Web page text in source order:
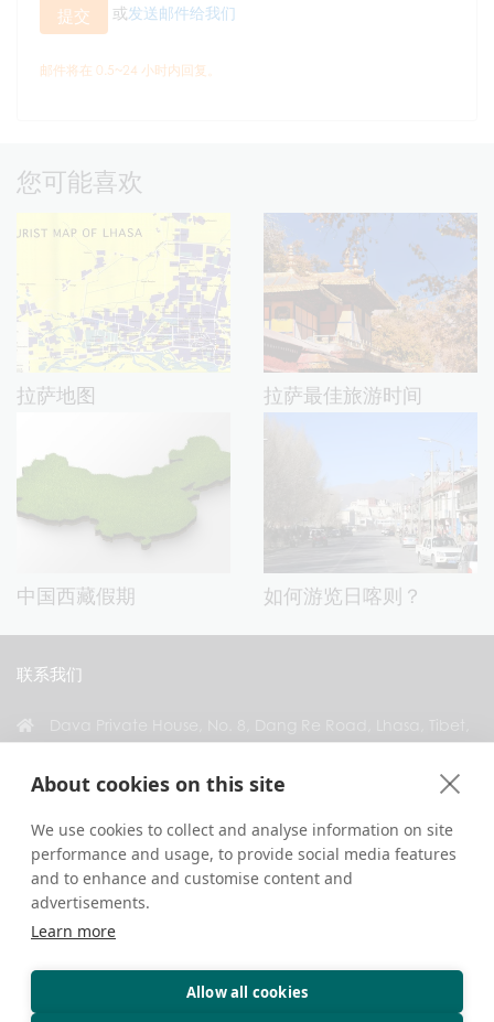
About cookies on this site
We use cookies to collect and analyse information on site
performance and usage, to provide social media features
and to enhance and customise content and
advertisements.
Learn more
Allow all cookies
提交 或发送邮件给我们
邮件将在 0.5~24 小时内回复。
您可能喜欢
拉萨地图 拉萨最佳旅游时间
中国西藏假期 如何游览日喀则？
联系我们
China
+86 18583346229
inquiry@greattibettour.com
与我们联系
版权 © 2026. 版权所有.